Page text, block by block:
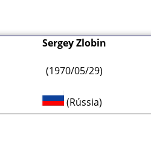
Sergey Zlobin
(1970/05/29)
(Rússia)